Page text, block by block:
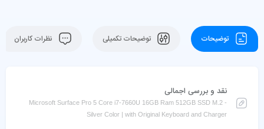
توضیحات توضیحات تکمیلی نظرات کاربران
نقد و بررسی اجمالی
Microsoft Surface Pro 5 Core i7-7660U 16GB Ram 512GB SSD M.2 -
Silver Color | with Original Keyboard and Charger